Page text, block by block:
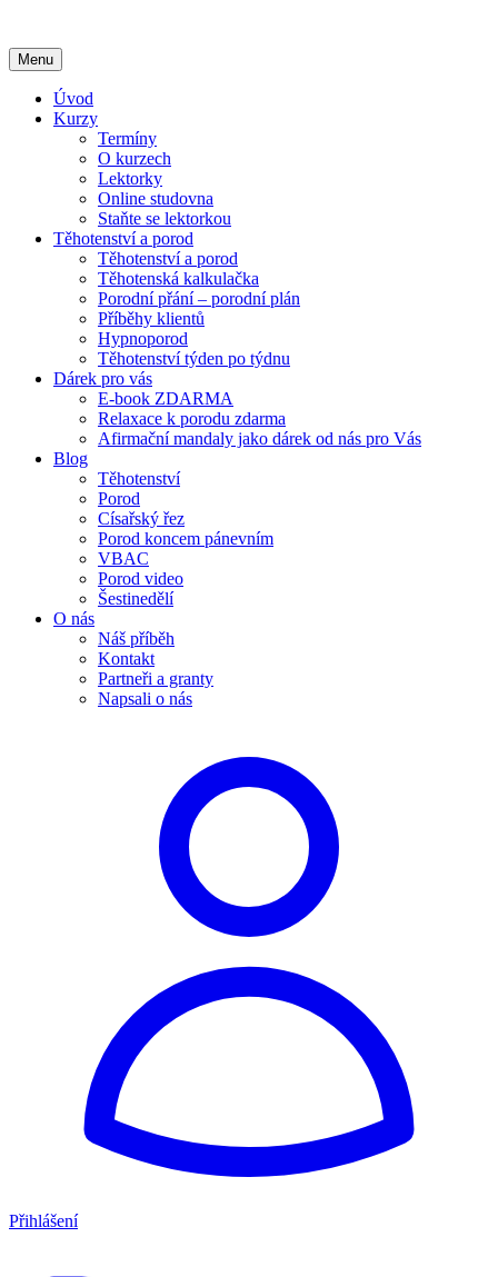
Menu
Úvod
Kurzy
Termíny
O kurzech
Lektorky
Online studovna
Staňte se lektorkou
Těhotenství a porod
Těhotenství a porod
Těhotenská kalkulačka
Porodní přání – porodní plán
Příběhy klientů
Hypnoporod
Těhotenství týden po týdnu
Dárek pro vás
E-book ZDARMA
Relaxace k porodu zdarma
Afirmační mandaly jako dárek od nás pro Vás
Blog
Těhotenství
Porod
Císařský řez
Porod koncem pánevním
VBAC
Porod video
Šestinedělí
O nás
Náš příběh
Kontakt
Partneři a granty
Napsali o nás
Přihlášení